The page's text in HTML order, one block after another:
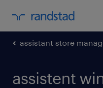
assistant store
assistent